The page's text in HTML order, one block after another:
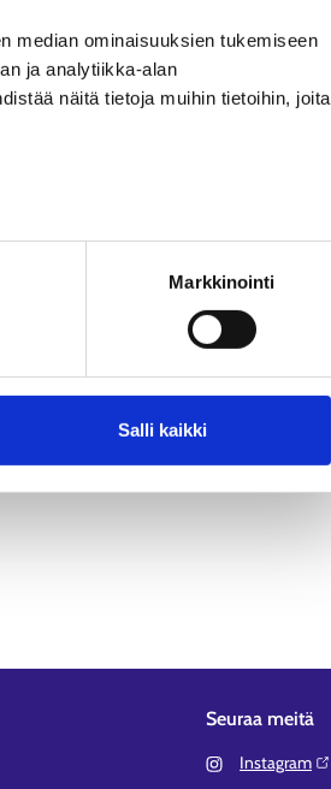
median ominaisuuksien tukemiseen
ja analytiikka-alan
näitä tietoja muihin tietoihin, joita
Markkinointi
Salli kaikki
Seuraa meitä
Instagram⁠